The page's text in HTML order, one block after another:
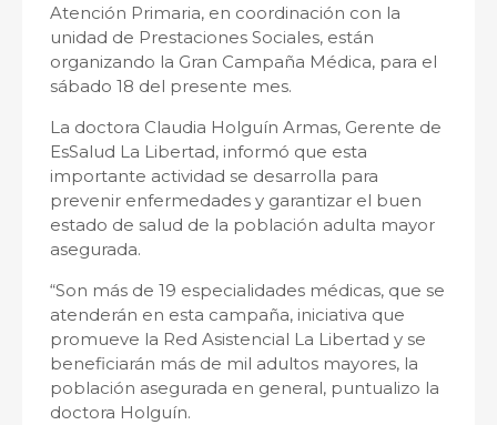
Atención Primaria, en coordinación con la
unidad de Prestaciones Sociales, están
organizando la Gran Campaña Médica, para el
sábado 18 del presente mes.
La doctora Claudia Holguín Armas, Gerente de
EsSalud La Libertad, informó que esta
importante actividad se desarrolla para
prevenir enfermedades y garantizar el buen
estado de salud de la población adulta mayor
asegurada.
“Son más de 19 especialidades médicas, que se
atenderán en esta campaña, iniciativa que
promueve la Red Asistencial La Libertad y se
beneficiarán más de mil adultos mayores, la
población asegurada en general, puntualizo la
doctora Holguín.